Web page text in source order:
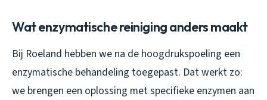
Wat enzymatische reiniging anders maakt
Bij Roeland hebben we na de hoogdrukspoeling een
enzymatische behandeling toegepast. Dat werkt zo:
we brengen een oplossing met specifieke enzymen aan